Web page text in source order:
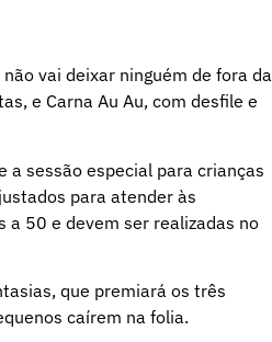
vai deixar ninguém de fora da
e Carna Au Au, com desfile e
sessão especial para crianças
para atender às
a 50 e devem ser realizadas no
que premiará os três
caírem na folia.